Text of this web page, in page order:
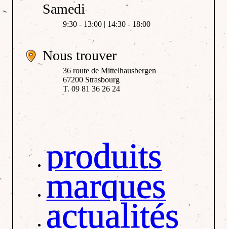
Samedi
9:30 - 13:00 | 14:30 - 18:00
Nous trouver
36 route de Mittelhausbergen
67200 Strasbourg
T. 09 81 36 26 24
produits
marques
actualités